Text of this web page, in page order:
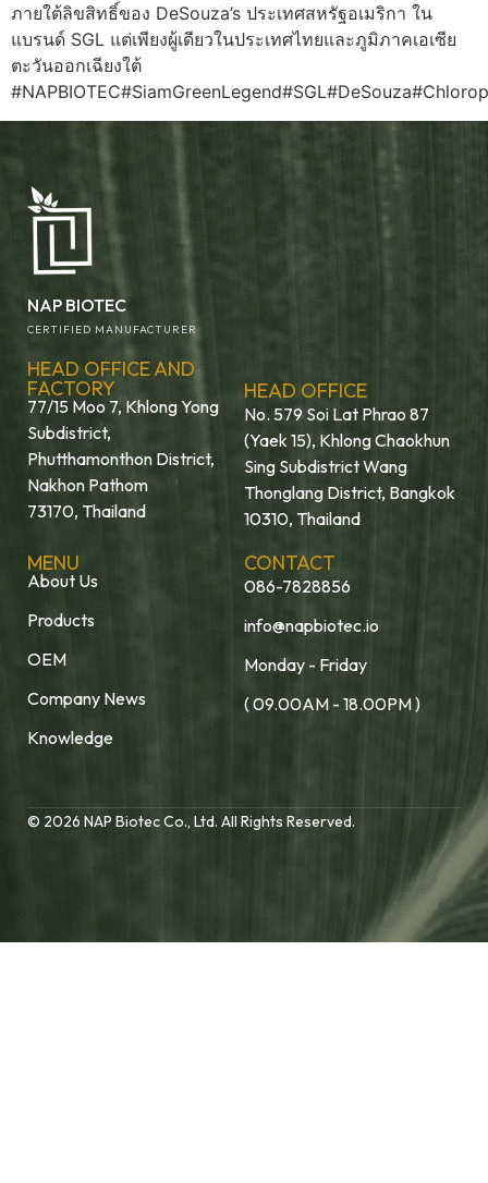
ภายใต้ลิขสิทธิ์ของ DeSouza’s ประเทศสหรัฐอเมริกา ใน
แบรนด์ SGL แต่เพียงผู้เดียวในประเทศไทยและภูมิภาคเอเซีย
ตะวันออกเฉียงใต้
NAP BIOTEC
CERTIFIED MANUFACTURER
HEAD OFFICE AND
FACTORY
77/15 Moo 7, Khlong Yong
Subdistrict,
Phutthamonthon District,
Nakhon Pathom
73170, Thailand
HEAD OFFICE
No. 579 Soi Lat Phrao 87
(Yaek 15), Khlong Chaokhun
Sing Subdistrict Wang
Thonglang District, Bangkok
10310, Thailand
MENU
About Us
Products
OEM
Company News
Knowledge
CONTACT
086-7828856
info@napbiotec.io
Monday - Friday
( 09.00AM - 18.00PM )
© 2026 NAP Biotec Co., Ltd. All Rights Reserved.